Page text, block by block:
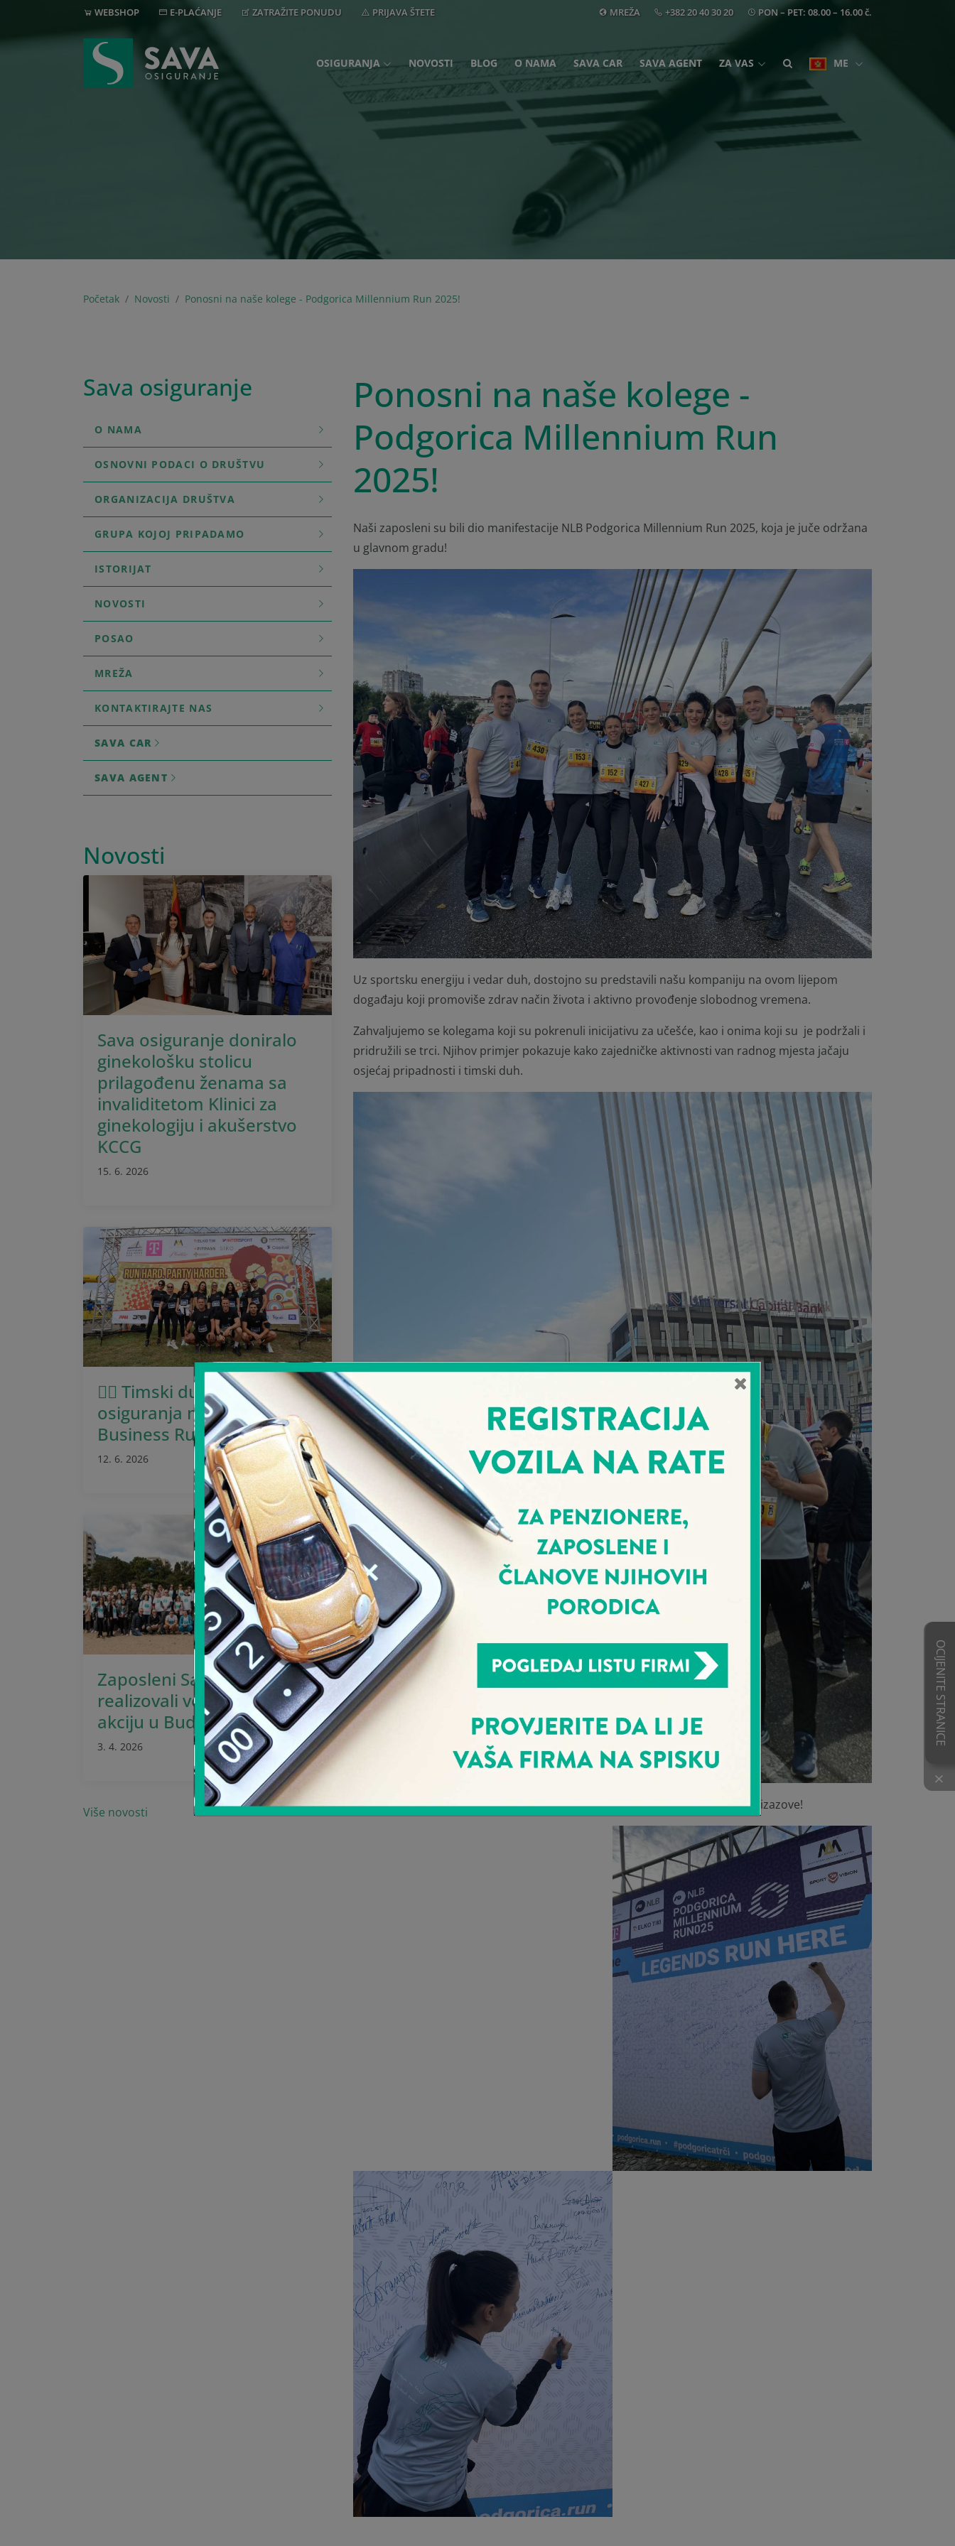
WEBSHOP E-PLAĆANJE ZATRAŽITE PONUDU PRIJAVA ŠTETE MREŽA +382 20 40 30 20 PON – PET: 08.00 – 16.00 č.
OSIGURANJA NOVOSTI BLOG O NAMA SAVA CAR SAVA AGENT ZA VAS ME
Početak Novosti Ponosni na naše kolege - Podgorica Millennium Run 2025!
Ponosni na naše kolege -
Podgorica Millennium Run
2025!
Naši zaposleni su bili dio manifestacije NLB Podgorica Millennium Run 2025, koja je juče održana
u glavnom gradu!
Uz sportsku energiju i vedar duh, dostojno su predstavili našu kompaniju na ovom lijepom
događaju koji promoviše zdrav način života i aktivno provođenje slobodnog vremena.
Zahvaljujemo se kolegama koji su pokrenuli inicijativu za učešće, kao i onima koji su je podržali i
pridružili se trci. Njihov primjer pokazuje kako zajedničke aktivnosti van radnog mjesta jačaju
osjećaj pripadnosti i timski duh.
Ponosni smo na naš tim i radujemo se novim prilikama za druženja i zdrave izazove!
Sava osiguranje
O NAMA
OSNOVNI PODACI O DRUŠTVU
ORGANIZACIJA DRUŠTVA
GRUPA KOJOJ PRIPADAMO
ISTORIJAT
NOVOSTI
POSAO
MREŽA
KONTAKTIRAJTE NAS
SAVA CAR
SAVA AGENT
Novosti
Sava osiguranje doniralo
ginekološku stolicu
prilagođenu ženama sa
invaliditetom Klinici za
ginekologiju i akušerstvo
KCCG
15. 6. 2026
🏃‍♂️ Timski duh Sava
osiguranja na Montenegro
Business Run 2026
12. 6. 2026
Zaposleni Sava osiguranja
realizovali volontersku
akciju u Budvi
3. 4. 2026
Više novosti
×
OCIJENITE STRANICE